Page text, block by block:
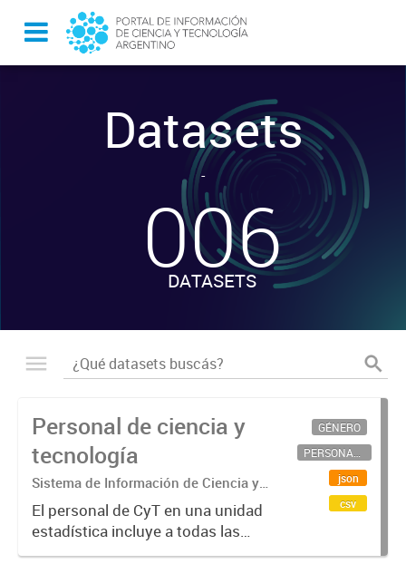
Datasets
-
006
DATASETS
Personal de ciencia y
tecnología
Sistema de Información de Ciencia y
Tecnología Argentino (SICYTAR)
El personal de CyT en una unidad
estadística incluye a todas las
personas involucradas
GÉNERO
PERSONAL CIENTÍFICO-TECNOLÓGICO
json
csv